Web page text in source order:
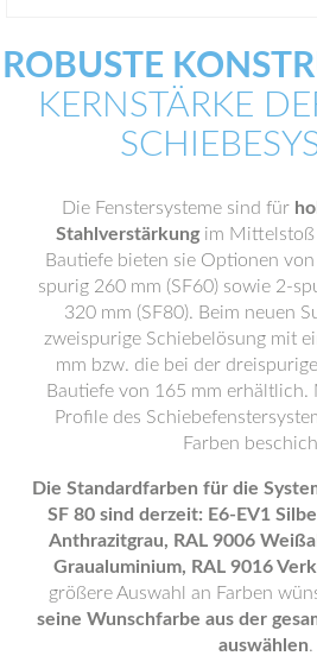
ROBUSTE
KERNSTÄRKE
Die Fenstersysteme sind für
Stahlverstärkung im
Bautiefe bieten sie Optionen
spurig 260 mm (SF60) sowie 2-
320 mm (SF80). Beim neuen
zweispurige Schiebelösung mit
mm bzw. die bei der
Bautiefe von 165 mm erhältlich.
Profile des
Farben
Die Standardfarben für die
SF 80 sind derzeit: E6-EV1
Anthrazitgrau, RAL 9006
Graualuminium, RAL 9016
größere Auswahl an Farben
seine Wunschfarbe aus der
auswählen.